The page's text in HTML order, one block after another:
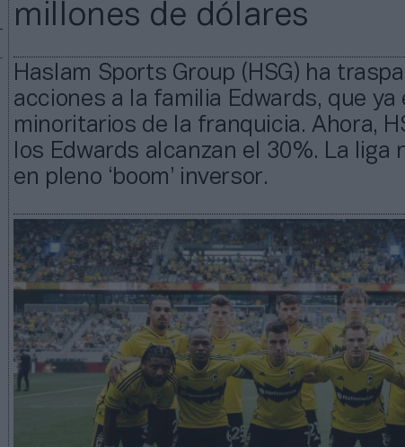
millones de dólares
Haslam Sports Group (HSG) ha
acciones a la familia Edwards, que ya
minoritarios de la franquicia. Ahora,
los Edwards alcanzan el 30%. La liga
en pleno ‘boom’ inversor.